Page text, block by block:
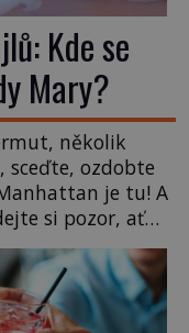
Kde se
Mary?
několik
ozdobte
je tu! A
si pozor, ať
či klidně
Co se
ale už to